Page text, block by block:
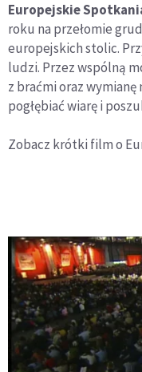
Europejskie
roku na przełomie
europejskich stolic.
ludzi. Przez wspólną
z braćmi oraz wymianę
pogłębiać wiarę i
Zobacz krótki film o